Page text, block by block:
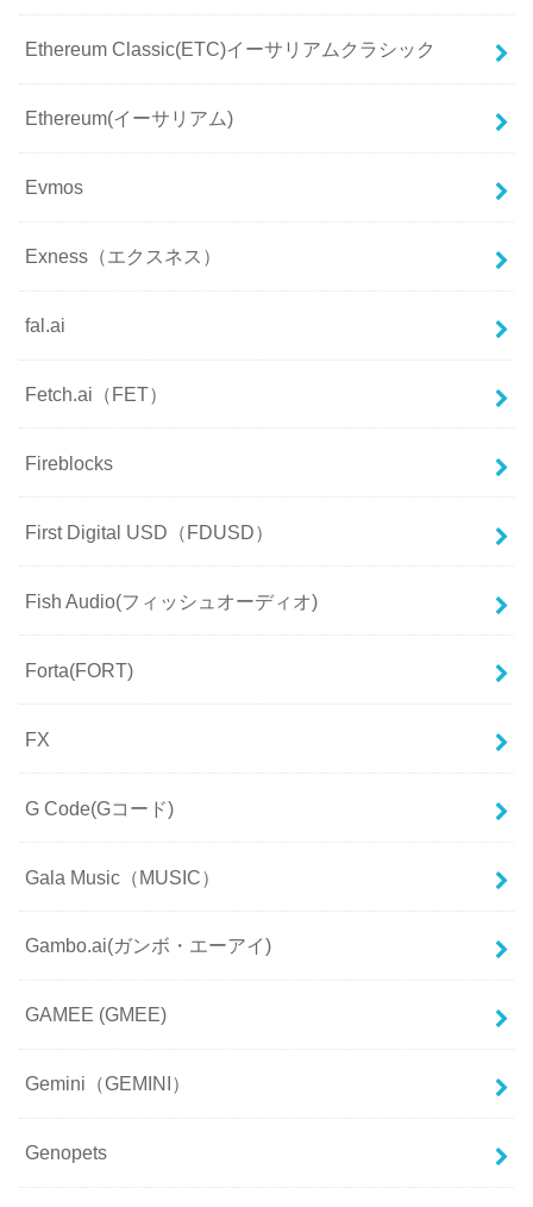
Ethereum Classic(ETC)イーサリアムクラシック
Ethereum(イーサリアム)
Evmos
Exness（エクスネス）
fal.ai
Fetch.ai（FET）
Fireblocks
First Digital USD（FDUSD）
Fish Audio(フィッシュオーディオ)
Forta(FORT)
FX
G Code(Gコード)
Gala Music（MUSIC）
Gambo.ai(ガンボ・エーアイ)
GAMEE (GMEE)
Gemini（GEMINI）
Genopets